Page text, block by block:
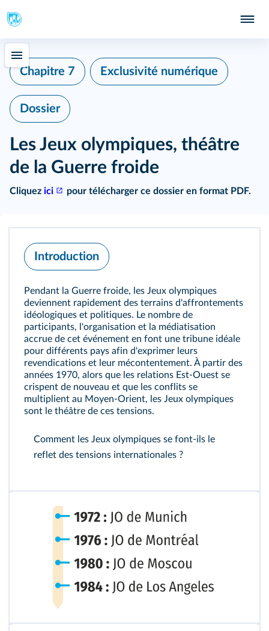
Chapitre 7 Exclusivité numérique
Dossier
Les Jeux olympiques, théâtre
de la Guerre froide
Cliquez ici pour télécharger ce dossier en format PDF.
Introduction
Pendant la Guerre froide, les Jeux olympiques
deviennent rapidement des terrains d'affrontements
idéologiques et politiques. Le nombre de
participants, l'organisation et la médiatisation
accrue de cet événement en font une tribune idéale
pour différents pays afin d'exprimer leurs
revendications et leur mécontentement. À partir des
années 1970, alors que les relations Est‑Ouest se
crispent de nouveau et que les conflits se
multiplient au Moyen‑Orient, les Jeux olympiques
sont le théâtre de ces tensions.
Comment les Jeux olympiques se font‑ils le
reflet des tensions internationales ?